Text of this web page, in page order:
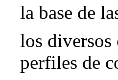
la base de
los diversos
perfiles de